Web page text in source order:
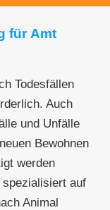
für Amt
Todesfällen
Auch
und Unfälle
Bewohnen
werden
auf
Animal